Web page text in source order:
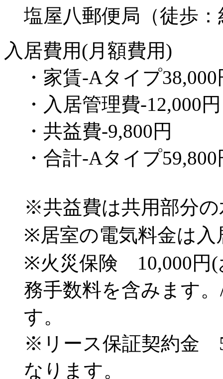
塩屋八郵便局（徒歩：
入居費用(月額費用)
・家賃-Aタイプ
・入居管理費-12,000円
・共益費-9,800円
・合計-Aタイプ59,800
※共益費は共用部分
※居室の電気料金は入
※火災保険 10,000円(
務手数料を含みます
す。
※リース保証契約金
なります。